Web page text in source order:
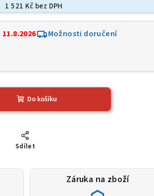
1 521 Kč bez DPH
11.8.2026 Možnosti doručení
Do košíku
Sdílet
Záruka na zboží